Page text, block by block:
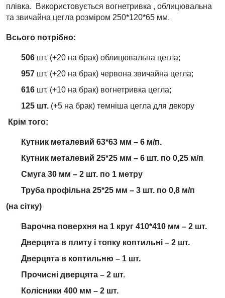
плівка. Використовується вогнетривка , облицювальна
та звичайна цегла розміром 250*120*65 мм.
Всього потрібно:
506 шт. (+20 на брак) облицювальна цегла;
957 шт. (+20 на брак) червона звичайна цегла;
616 шт. (+10 на брак) вогнетривка цегла;
125 шт. (+5 на брак) темніша цегла для декору
Крім того:
Кутник металевий 63*63 мм – 6 м/п.
Кутник металевий 25*25 мм – 6 шт. по 0,25 м/п
Смуга 30 мм – 2 шт. по 1 метру
Труба профільна 25*25 мм – 3 шт. по 0,8 м/п
(на сітку)
Варочна поверхня на 1 круг 410*410 мм – 2 шт.
Дверцята в плиту і топку коптильні – 2 шт.
Дверцята в коптильню – 1 шт.
Прочисні дверцята – 2 шт.
Колісники 400 мм – 2 шт.